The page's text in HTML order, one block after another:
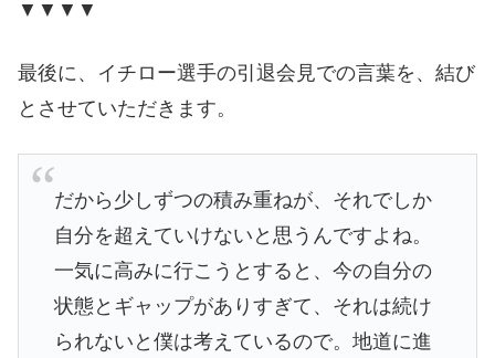
▼▼▼▼
最後に、イチロー選手の引退会見での言葉を、結び
とさせていただきます。
だから少しずつの積み重ねが、それでしか
自分を超えていけないと思うんですよね。
一気に高みに行こうとすると、今の自分の
状態とギャップがありすぎて、それは続け
られないと僕は考えているので。地道に進